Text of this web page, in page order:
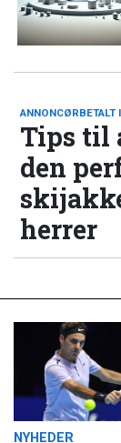
ANNONCØRBETALT
Tips til
den
herrer
NYHEDER